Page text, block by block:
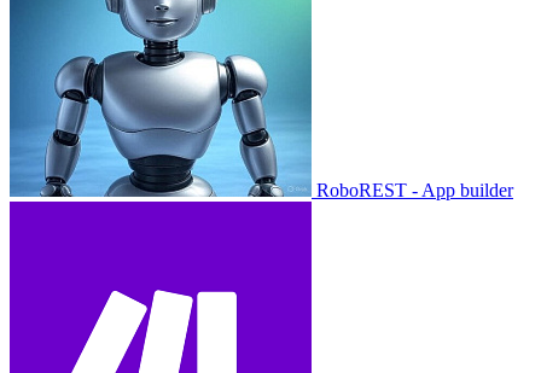
RoboREST - App builder